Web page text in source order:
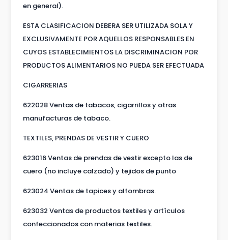
en general).
ESTA CLASIFICACION DEBERA SER UTILIZADA SOLA Y
EXCLUSIVAMENTE POR AQUELLOS RESPONSABLES EN
CUYOS ESTABLECIMIENTOS LA DISCRIMINACION POR
PRODUCTOS ALIMENTARIOS NO PUEDA SER EFECTUADA
CIGARRERIAS
622028 Ventas de tabacos, cigarrillos y otras
manufacturas de tabaco.
TEXTILES, PRENDAS DE VESTIR Y CUERO
623016 Ventas de prendas de vestir excepto las de
cuero (no incluye calzado) y tejidos de punto
623024 Ventas de tapices y alfombras.
623032 Ventas de productos textiles y artículos
confeccionados con materias textiles.